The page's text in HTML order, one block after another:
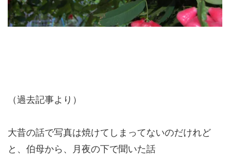
（過去記事より）
大昔の話で写真は焼けてしまってないのだけれど
と、伯母から、月夜の下で聞いた話